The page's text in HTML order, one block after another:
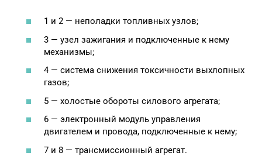
1 и 2 — неполадки топливных узлов;
3 — узел зажигания и подключенные к нему
механизмы;
4 — система снижения токсичности выхлопных
газов;
5 — холостые обороты силового агрегата;
6 — электронный модуль управления
двигателем и провода, подключенные к нему;
7 и 8 — трансмиссионный агрегат.